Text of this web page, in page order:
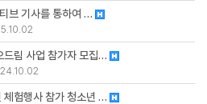
브 기사를 통하여 …
림 사업 참가자 모집…
험행사 참가 청소년 …